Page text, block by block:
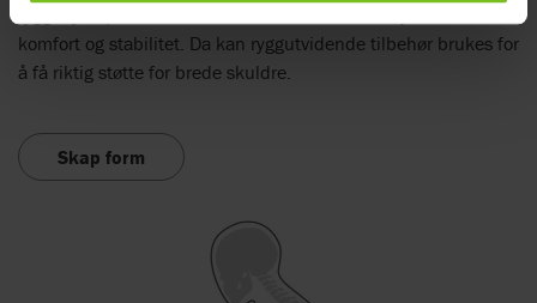
komfort og stabilitet. Da kan ryggutvidende tilbehør brukes for
å få riktig støtte for brede skuldre.
Skap form